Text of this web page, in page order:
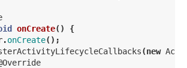
onCreate()
{
.onCreate();
(new